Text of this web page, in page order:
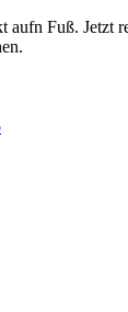
aufn Fuß. Jetzt